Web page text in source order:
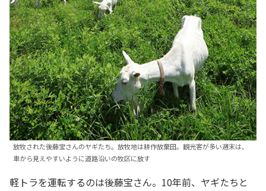
放牧された後藤宝さんのヤギたち。放牧地は耕作放棄田。観光客が多い週末は、
車から見えやすいように道路沿いの牧区に放す
軽トラを運転するのは後藤宝さん。10年前、ヤギたちと